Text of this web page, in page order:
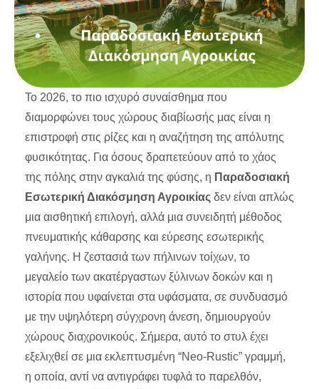
Το 2026, το πιο ισχυρό συναίσθημα που
διαμορφώνει τους χώρους διαβίωσής μας είναι η
επιστροφή στις ρίζες και η αναζήτηση της απόλυτης
φυσικότητας. Για όσους δραπετεύουν από το χάος
της πόλης στην αγκαλιά της φύσης, η Παραδοσιακή
Εσωτερική Διακόσμηση Αγροικίας δεν είναι απλώς
μια αισθητική επιλογή, αλλά μια συνειδητή μέθοδος
πνευματικής κάθαρσης και εύρεσης εσωτερικής
γαλήνης. Η ζεστασιά των πήλινων τοίχων, το
μεγαλείο των ακατέργαστων ξύλινων δοκών και η
ιστορία που υφαίνεται στα υφάσματα, σε συνδυασμό
με την υψηλότερη σύγχρονη άνεση, δημιουργούν
χώρους διαχρονικούς. Σήμερα, αυτό το στυλ έχει
εξελιχθεί σε μια εκλεπτυσμένη “Neo-Rustic” γραμμή,
η οποία, αντί να αντιγράφει τυφλά το παρελθόν,